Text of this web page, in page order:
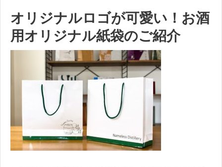
オリジナルロゴが可愛い！お酒
用オリジナル紙袋のご紹介